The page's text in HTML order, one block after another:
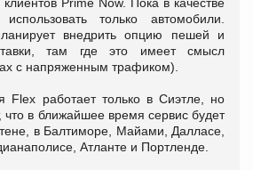
только автомобили.
внедрить опцию пешей и
там где это имеет смысл
с напряженным трафиком).
Flex работает только в Сиэтле, но
что в ближайшее время сервис будет
в Балтиморе, Майами, Далласе,
Атланте и Портленде.